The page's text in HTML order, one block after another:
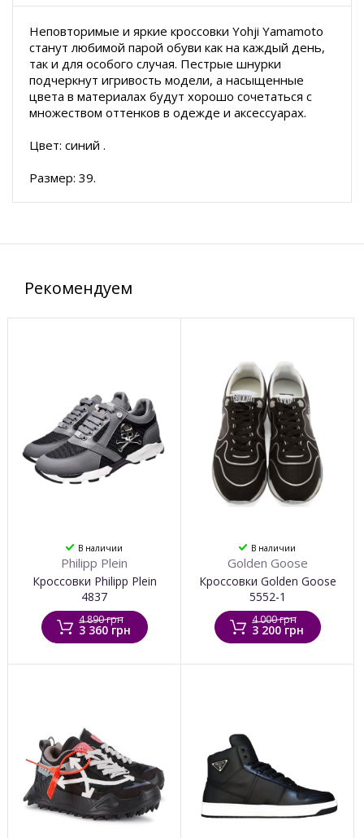
Неповторимые и яркие кроссовки Yohji Yamamoto
станут любимой парой обуви как на каждый день,
так и для особого случая. Пестрые шнурки
подчеркнут игривость модели, а насыщенные
цвета в материалах будут хорошо сочетаться с
множеством оттенков в одежде и аксессуарах.
Цвет: синий .
Размер: 39.
Рекомендуем
В наличии
Philipp Plein
Кроссовки Philipp Plein
4837
4 890 грн
3 360 грн
В наличии
Golden Goose
Кроссовки Golden Goose
5552-1
4 000 грн
3 200 грн